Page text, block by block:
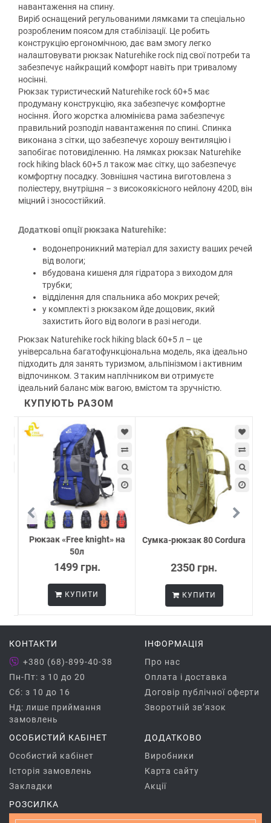
навантаження на спину.
Виріб оснащений регульованими лямками та спеціально
розробленим поясом для стабілізації. Це робить
конструкцію ергономічною, дає вам змогу легко
налаштовувати рюкзак Naturehike rock під свої потреби та
забезпечує найкращий комфорт навіть при тривалому
носінні.
Рюкзак туристический Naturehike rock 60+5 має
продуману конструкцію, яка забезпечує комфортне
носіння. Його жорстка алюмінієва рама забезпечує
правильний розподіл навантаження по спині. Спинка
виконана з сітки, що забезпечує хорошу вентиляцію і
запобігає потовиділенню. На лямках рюкзак Naturehike
rock hiking black 60+5 л також має сітку, що забезпечує
комфортну посадку. Зовнішня частина виготовлена з
поліестеру, внутрішня – з високоякісного нейлону 420D, він
міцний і зносостійкий.
Додаткові опції рюкзака Naturehike:
водонепроникний матеріал для захисту ваших речей
від вологи;
вбудована кишеня для гідратора з виходом для
трубки;
відділення для спальника або мокрих речей;
у комплекті з рюкзаком йде дощовик, який
захистить його від вологи в разі негоди.
Рюкзак Naturehike rock hiking black 60+5 л – це
універсальна багатофункціональна модель, яка ідеально
підходить для занять туризмом, альпінізмом і активним
відпочинком. З таким наплічником ви отримуєте
ідеальний баланс між вагою, вмістом та зручністю.
КУПУЮТЬ РАЗОМ
Рюкзак «Free knight» на
50л
1499 грн.
КУПИТИ
Сумка-рюкзак 80 Cordura
2350 грн.
КУПИТИ
КОНТАКТИ
+380 (68)-899-40-38
Пн-Пт: з 10 до 20
Сб: з 10 до 16
Нд: лише приймання
замовлень
ІНФОРМАЦІЯ
Про нас
Оплата і доставка
Договір публічної оферти
Зворотній зв’язок
ОСОБИСТИЙ КАБІНЕТ
Особистий кабінет
Історія замовлень
Закладки
ДОДАТКОВО
Виробники
Карта сайту
Акції
РОЗСИЛКА